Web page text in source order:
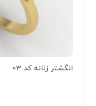
انگشتر زنانه کد 03